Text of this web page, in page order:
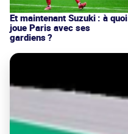
Et maintenant Suzuki : à quoi
joue Paris avec ses
gardiens ?